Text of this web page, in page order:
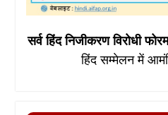
सर्व हिंद निजीकरण विरोधी
हिंद सम्मेलन में